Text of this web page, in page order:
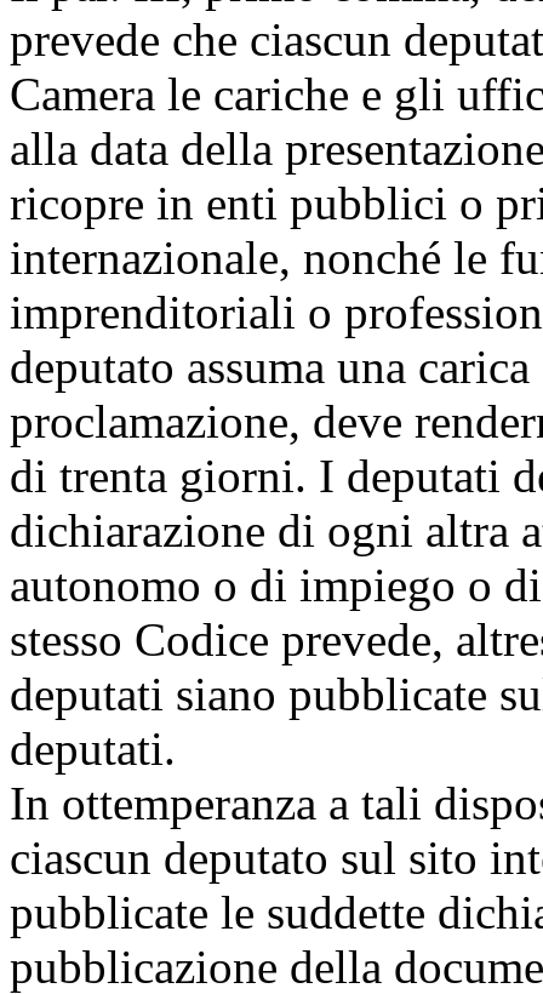
prevede che ciascun
Camera le cariche e gli
alla data della
ricopre in enti pubblici o
internazionale, nonché le
imprenditoriali o
deputato assuma una
proclamazione, deve
di trenta giorni. I deputati
dichiarazione di ogni altra
autonomo o di impiego o
stesso Codice prevede,
deputati siano pubblicate
deputati.
In ottemperanza a tali
ciascun deputato sul sito
pubblicate le suddette
pubblicazione della